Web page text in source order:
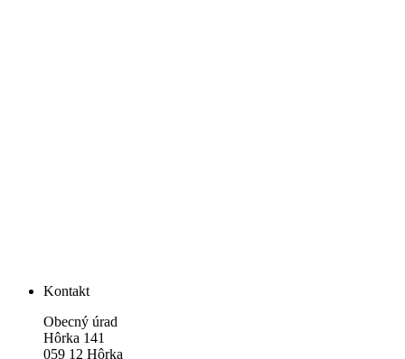
Kontakt
Obecný úrad
Hôrka 141
059 12 Hôrka